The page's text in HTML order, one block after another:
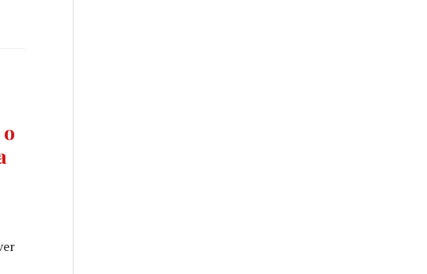
que celebrou a vida do malogrado baixista dos METALLICA